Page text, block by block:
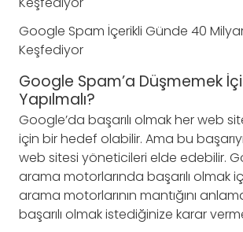
Google Spam İçerikli Günde 40
Keşfediyor
Google Spam’a Düşmemek
Yapılmalı?
Google’da başarılı olmak her web
için bir hedef olabilir. Ama bu
web sitesi yöneticileri elde edebilir.
arama motorlarında başarılı olmak
arama motorlarının mantığını
başarılı olmak istediğinize karar